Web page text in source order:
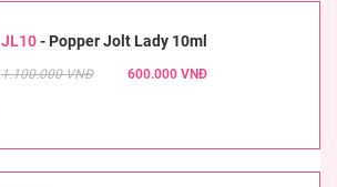
JL10- Popper Jolt Lady 10ml
1.100.000 VNĐ 600.000 VNĐ